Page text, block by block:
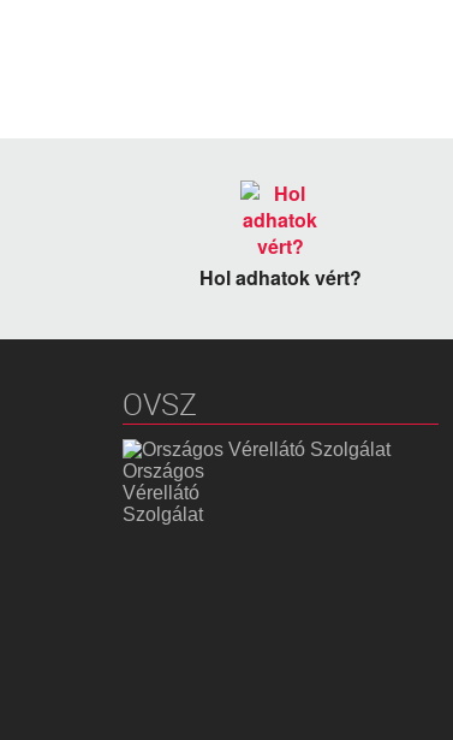
Hol adhatok vért?
OVSZ
Országos
Vérellátó
Szolgálat